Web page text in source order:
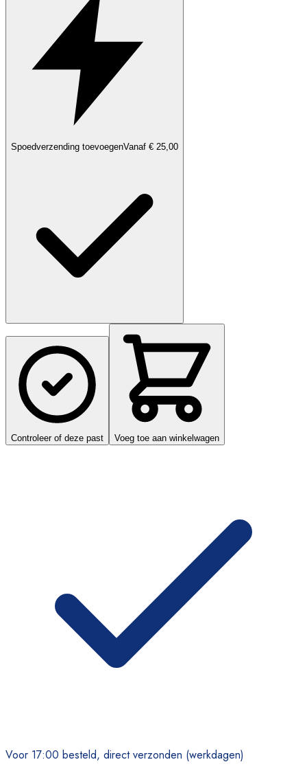
Spoedverzending toevoegenVanaf € 25,00
Controleer of deze past Voeg toe aan winkelwagen
Voor 17:00 besteld, direct verzonden (werkdagen)